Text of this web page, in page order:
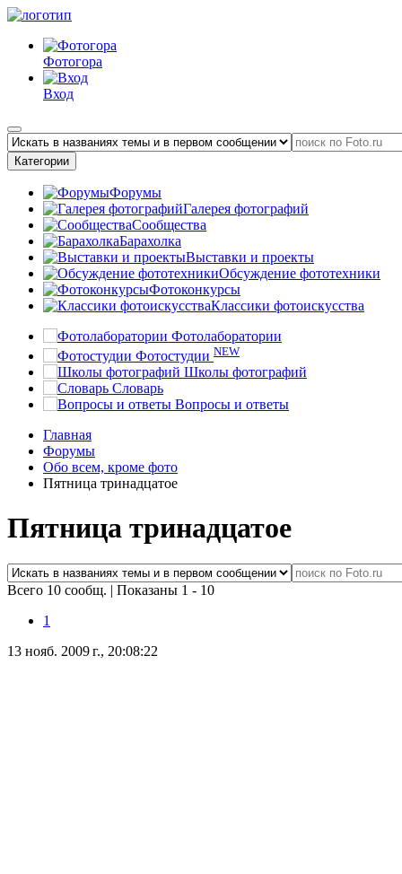
Фотогора
Вход
Категории
Форумы
Галерея фотографий
Сообщества
Барахолка
Выставки и проекты
Обсуждение фототехники
Фотоконкурсы
Классики фотоискусства
Фотолаборатории
Фотостудии NEW
Школы фотографий
Словарь
Вопросы и ответы
Главная
Форумы
Обо всем, кроме фото
Пятница тринадцатое
Пятница тринадцатое
Всего 10 сообщ. | Показаны 1 - 10
1
13 нояб. 2009 г., 20:08:22